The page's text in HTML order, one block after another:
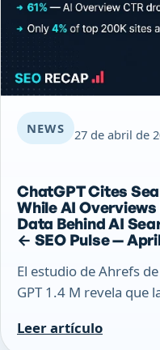
NEWS 27 de abril de
ChatGPT Cites
While AI Overviews
Data Behind AI
← SEO Pulse —
El estudio de Ahrefs
GPT 1.4 M revela que
Leer artículo